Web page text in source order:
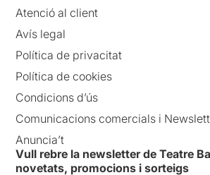
Atenció al client
Avís legal
Política de privacitat
Política de cookies
Condicions d’ús
Comunicacions comercials i
Anuncia’t
Vull rebre la newsletter de Teatre
novetats, promocions i sorteigs